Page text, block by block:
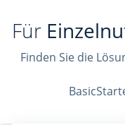
Für
Finden Sie die
Basic